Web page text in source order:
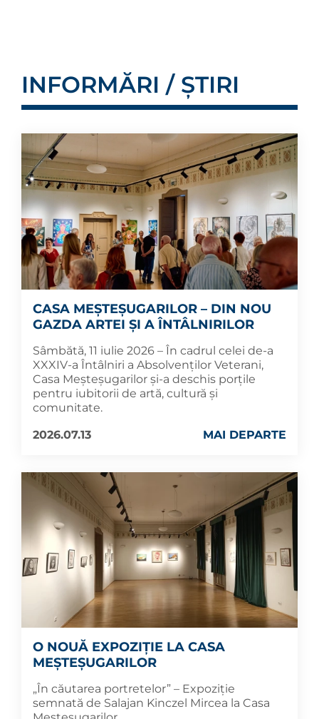
INFORMĂRI / ȘTIRI
CASA MEȘTEȘUGARILOR – DIN NOU
GAZDA ARTEI ȘI A ÎNTÂLNIRILOR
Sâmbătă, 11 iulie 2026 – În cadrul celei de-a
XXXIV-a Întâlniri a Absolvenților Veterani,
Casa Meșteșugarilor și-a deschis porțile
pentru iubitorii de artă, cultură și
comunitate.
2026.07.13
MAI DEPARTE
O NOUĂ EXPOZIȚIE LA CASA
MEȘTEȘUGARILOR
„În căutarea portretelor” – Expoziție
semnată de Salajan Kinczel Mircea la Casa